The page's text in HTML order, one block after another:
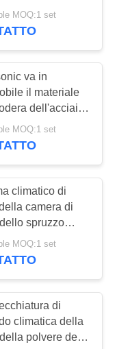
53
21
della polvere
di
MOQ:1 set
va in
il materiale
dell'acciaio
della
SUS304 della
MOQ:1 set
climatico di
camera di
spruzzo
di IP6X
della
MOQ:1 set
di
climatica della
polvere della